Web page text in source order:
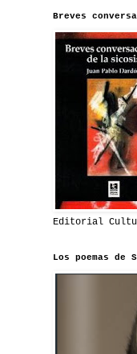
Breves
Editorial
Los poemas de